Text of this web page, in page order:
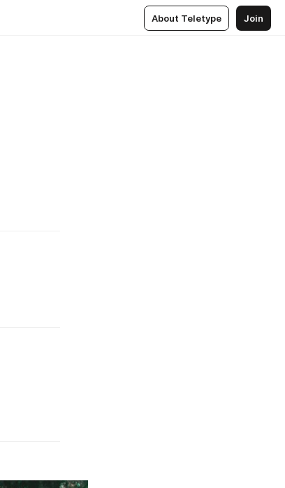
About Teletype Join